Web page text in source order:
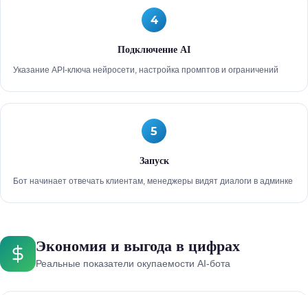
4
Подключение AI
Указание API-ключа нейросети, настройка промптов и ограничений
5
Запуск
Бот начинает отвечать клиентам, менеджеры видят диалоги в админке
Экономия и выгода в цифрах
Реальные показатели окупаемости AI-бота